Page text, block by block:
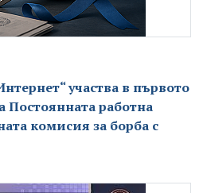
участва в първото
Постоянната работна
комисия за борба с